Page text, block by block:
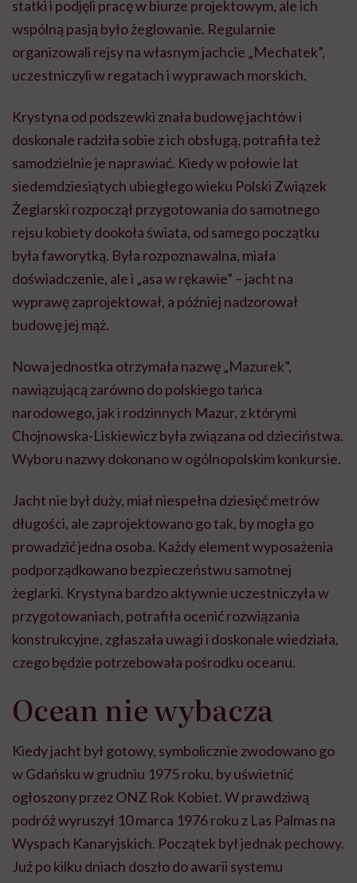
statki i podjęli pracę w biurze projektowym, ale ich
wspólną pasją było żeglowanie. Regularnie
organizowali rejsy na własnym jachcie „Mechatek”,
uczestniczyli w regatach i wyprawach morskich.
Krystyna od podszewki znała budowę jachtów i
doskonale radziła sobie z ich obsługą, potrafiła też
samodzielnie je naprawiać. Kiedy w połowie lat
siedemdziesiątych ubiegłego wieku Polski Związek
Żeglarski rozpoczął przygotowania do samotnego
rejsu kobiety dookoła świata, od samego początku
była faworytką. Była rozpoznawalna, miała
doświadczenie, ale i „asa w rękawie” – jacht na
wyprawę zaprojektował, a później nadzorował
budowę jej mąż.
Nowa jednostka otrzymała nazwę „Mazurek”,
nawiązującą zarówno do polskiego tańca
narodowego, jak i rodzinnych Mazur, z którymi
Chojnowska-Liskiewicz była związana od dzieciństwa.
Wyboru nazwy dokonano w ogólnopolskim konkursie.
Jacht nie był duży, miał niespełna dziesięć metrów
długości, ale zaprojektowano go tak, by mogła go
prowadzić jedna osoba. Każdy element wyposażenia
podporządkowano bezpieczeństwu samotnej
żeglarki. Krystyna bardzo aktywnie uczestniczyła w
przygotowaniach, potrafiła ocenić rozwiązania
konstrukcyjne, zgłaszała uwagi i doskonale wiedziała,
czego będzie potrzebowała pośrodku oceanu.
Ocean nie wybacza
Kiedy jacht był gotowy, symbolicznie zwodowano go
w Gdańsku w grudniu 1975 roku, by uświetnić
ogłoszony przez ONZ Rok Kobiet. W prawdziwą
podróż wyruszył 10 marca 1976 roku z Las Palmas na
Wyspach Kanaryjskich. Początek był jednak pechowy.
Już po kilku dniach doszło do awarii systemu